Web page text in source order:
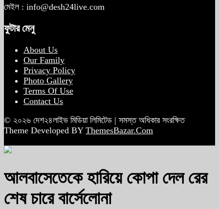
মেইল : info@desh24live.com
ফুটার মেনু
About Us
Our Family
Privacy Policy
Photo Gallery
Terms Of Use
Contact Us
© ২০২৬ দেশ২৪লাইভ মিডিয়া লিমিটেড | সমস্ত অধিকার সংরক্ষিত
Theme Developed BY ThemesBazar.Com
আলবাসেতেকে হারিয়ে কোপা দেল রের
শেষ চারে বার্সেলোনা